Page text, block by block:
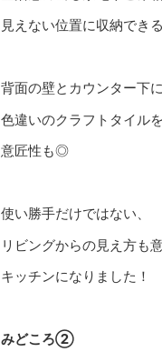
見えない位置に収納できる
背面の壁とカウンター下
色違いのクラフトタイルを
意匠性も◎
使い勝手だけではない、
リビングからの見え方も
キッチンになりました！
みどころ②